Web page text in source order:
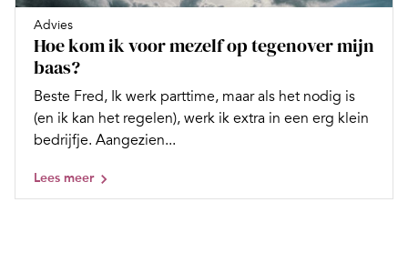
Advies
Hoe kom ik voor mezelf op tegenover mijn
baas?
Beste Fred, Ik werk parttime, maar als het nodig is
(en ik kan het regelen), werk ik extra in een erg klein
bedrijfje. Aangezien...
Lees meer